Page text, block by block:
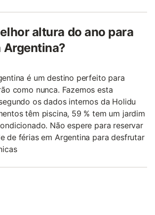
altura do ano para
Argentina?
é um destino perfeito para
como nunca. Fazemos esta
os dados internos da Holidu
têm piscina, 59 % tem um jardim
Não espere para reservar
de férias em Argentina para desfrutar